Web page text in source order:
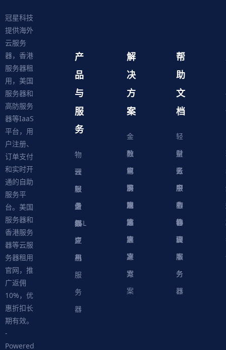
冠星科技
提供海外
云服务
器，香港
服务器租
用，美国
服务器和
高防服务
器等IaaS
平台，用
户注册、
订单支付
和实时开
通的自助
服务平
台。美国
服务器和
香港服务
器等云服
务器租用
官网，推
广返佣
10%，优
惠折扣长
期有效。
-
Powered
产
品
与
服
务
物
理
服
务
器
云
服
务
器
轻
量
级
应
用
服
务
器
虚
拟
主
机
SSL
证
书
解
决
方
案
金
融
解
决
方
案
教
育
解
决
方
案
电
商
解
决
方
案
游
戏
解
决
方
案
网
站
解
决
方
案
帮
助
文
档
轻
量
云
服
务
器
财
务
中
心
账
户
中
心
服
务
协
议
软
件
脚
本
物
理
服
务
器
云
服
务
器